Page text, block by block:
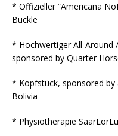
* Offizieller ”Americana
Buckle
* Hochwertiger All-Around
sponsored by Quarter
* Kopfstück, sponsored by
Bolivia
* Physiotherapie